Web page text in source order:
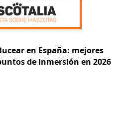
en España: mejores
de inmersión en 2026